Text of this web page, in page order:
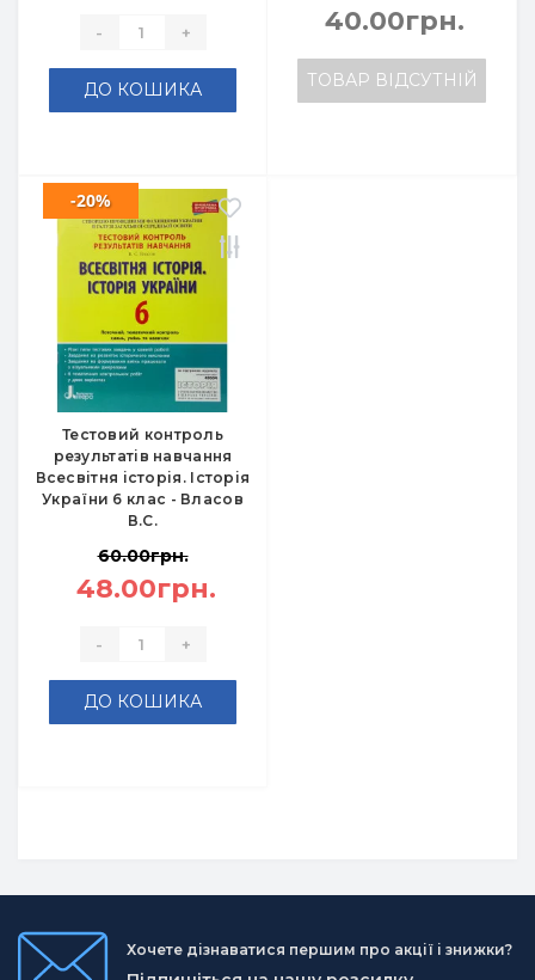
- +
ДО КОШИКА
40.00грн.
ТОВАР ВІДСУТНІЙ
Тестовий контроль
результатів навчання
Всесвітня історія. Історія
України 6 клас - Власов
В.С.
-20%
60.00грн.
48.00грн.
- +
ДО КОШИКА
Хочете дізнаватися першим про акції і знижки?